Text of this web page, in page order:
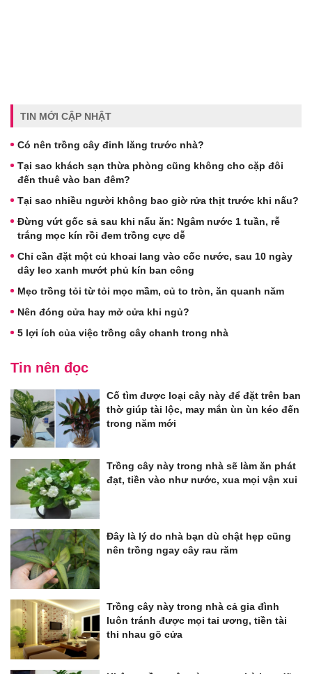
TIN MỚI CẬP NHẬT
Có nên trồng cây đinh lăng trước nhà?
Tại sao khách sạn thừa phòng cũng không cho cặp đôi
đến thuê vào ban đêm?
Tại sao nhiều người không bao giờ rửa thịt trước khi nấu?
Đừng vứt gốc sả sau khi nấu ăn: Ngâm nước 1 tuần, rễ
trắng mọc kín rồi đem trồng cực dễ
Chỉ cần đặt một củ khoai lang vào cốc nước, sau 10 ngày
dây leo xanh mướt phủ kín ban công
Mẹo trồng tỏi từ tỏi mọc mầm, củ to tròn, ăn quanh năm
Nên đóng cửa hay mở cửa khi ngủ?
5 lợi ích của việc trồng cây chanh trong nhà
Tin nên đọc
Cố tìm được loại cây này để đặt trên ban
thờ giúp tài lộc, may mắn ùn ùn kéo đến
trong năm mới
Trồng cây này trong nhà sẽ làm ăn phát
đạt, tiền vào như nước, xua mọi vận xui
Đây là lý do nhà bạn dù chật hẹp cũng
nên trồng ngay cây rau răm
Trồng cây này trong nhà cả gia đình
luôn tránh được mọi tai ương, tiền tài
thi nhau gõ cửa